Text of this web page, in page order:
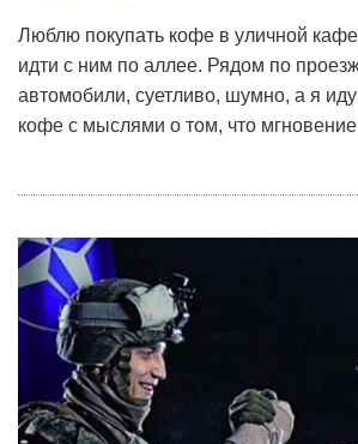
Люблю покупать кофе в уличной
идти с ним по аллее. Рядом по
автомобили, суетливо, шумно, а я
кофе с мыслями о том, что мгновение